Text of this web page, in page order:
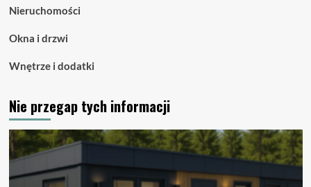
Nieruchomości
Okna i drzwi
Wnętrze i dodatki
Nie przegap tych informacji